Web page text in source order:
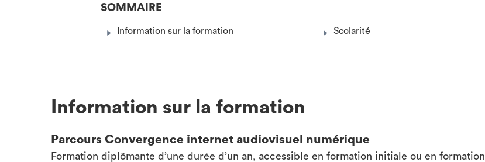
SOMMAIRE
Information sur la formation Scolarité
Information sur la formation
Parcours Convergence internet audiovisuel numérique
Formation diplômante d’une durée d’un an, accessible en formation initiale ou en formation